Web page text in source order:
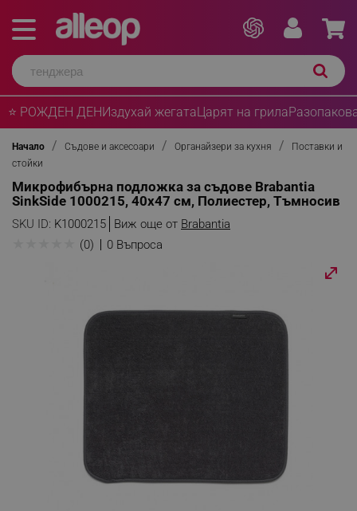
⭐ РОЖДЕН ДЕНИздухай жегатаЦарят на грила
Начало Съдове и аксесоари Органайзери за кухня
Поставки и
стойки
Микрофибърна подложка за съдове Brabantia
SinkSide 1000215, 40x47 см, Полиестер, Тъмносив
SKU ID: K1000215 Виж още от Brabantia
(0) 0 Въпроса